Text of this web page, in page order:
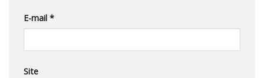
E-mail *
Site